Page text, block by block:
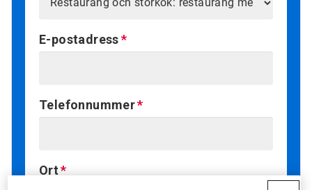
E-postadress
Telefonnummer
Ort